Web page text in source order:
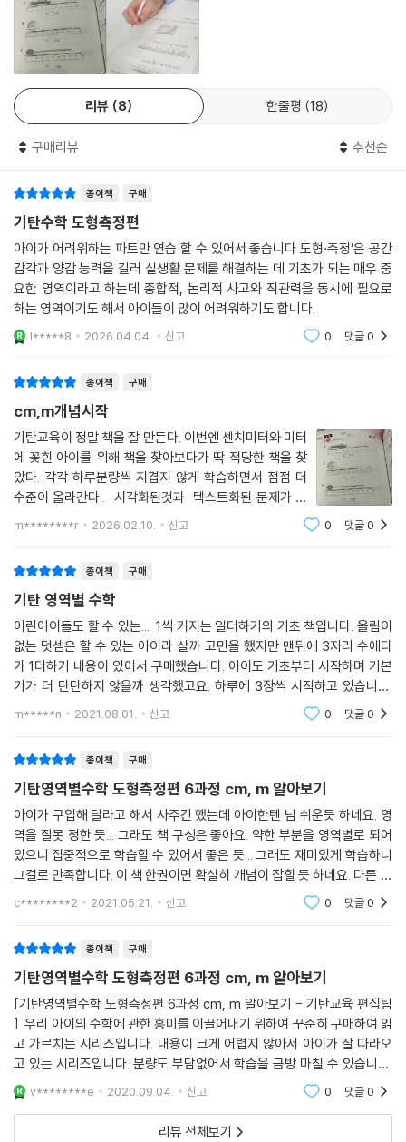
리뷰 8 한줄평 18
구매리뷰 추천순
종이책 구매
기탄수학 도형측정편
아이가 어려워하는 파트만 연습 할 수 있어서 좋습니다 도형·측정’은 공간
감각과 양감 능력을 길러 실생활 문제를 해결하는 데 기초가 되는 매우 중
요한 영역이라고 하는데 종합적, 논리적 사고와 직관력을 동시에 필요로
하는 영역이기도 해서 아이들이 많이 어려워하기도 합니다.
l*****8 2026.04.04. 신고 0 댓글0
종이책 구매
cm,m개념시작
기탄교육이 정말 책을 잘 만든다. 이번엔 센치미터와 미터
에 꽂힌 아이를 위해 책을 찾아보다가 딱 적당한 책을 찾
았다. 각각 하루분량씩 지겹지 않게 학습하면서 점점 더
수준이 올라간다.. 시각화된것과 텍스트화된 문제가 같
이 나와 이해도를 높인다. 기탄교육은 책을 짱 잘 만든다.
m********r 2026.02.10. 신고 0 댓글0
종이책 구매
기탄 영역별 수학
어린아이들도 할 수 있는... 1씩 커지는 일더하기의 기초 책입니다. 올림이
없는 덧셈은 할 수 있는 아이라 살까 고민을 했지만 맨뒤에 3자리 수에다
가 1더하기 내용이 있어서 구매했습니다. 아이도 기초부터 시작하며 기본
기가 더 탄탄하지 않을까 생각했고요. 하루에 3장씩 시작하고 있습니다.
아직은 어렵다 할 부분은 없는 것 같아요. 더 단계를 나가면 좋을 것 같아
m*****n 2021.08.01. 신고 0 댓글0
종이책 구매
기탄영역별수학 도형측정편 6과정 cm, m 알아보기
아이가 구입해 달라고 해서 사주긴 했는데 아이한텐 넘 쉬운듯 하네요. 영
역을 잘못 정한 듯... 그래도 책 구성은 좋아요. 약한 부분을 영역별로 되어
있으니 집중적으로 학습할 수 있어서 좋은 듯... 그래도 재미있게 학습하니
그걸로 만족합니다. 이 책 한권이면 확실히 개념이 잡힐 듯 하네요. 다른 영
역도 살펴봐야 겠어요. 이번엔 엄마의 판단으로 정해야 할 듯... ㅎㅎ
c********2 2021.05.21. 신고 0 댓글0
종이책 구매
기탄영역별수학 도형측정편 6과정 cm, m 알아보기
[기탄영역별수학 도형측정편 6과정 cm, m 알아보기 - 기탄교육 편집팀
] 우리 아이의 수학에 관한 흥미를 이끌어내기 위하여 꾸준히 구매하여 읽
고 가르치는 시리즈입니다. 내용이 크게 어렵지 않아서 아이가 잘 따라오
고 있는 시리즈입니다. 분량도 부담없어서 학습을 금방 마칠 수 있습니다.
흥미를 가지고 끈기있게 볼 수 있는 시리즈로 계속 구매예정입니다.
v********e 2020.09.04. 신고 0 댓글0
리뷰 전체보기